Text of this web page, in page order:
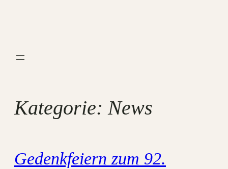
Kategorie:News
Gedenkfeiern zum 92.